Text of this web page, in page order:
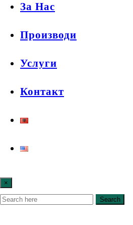
За Нас
Производи
Услуги
Контакт
×
Search